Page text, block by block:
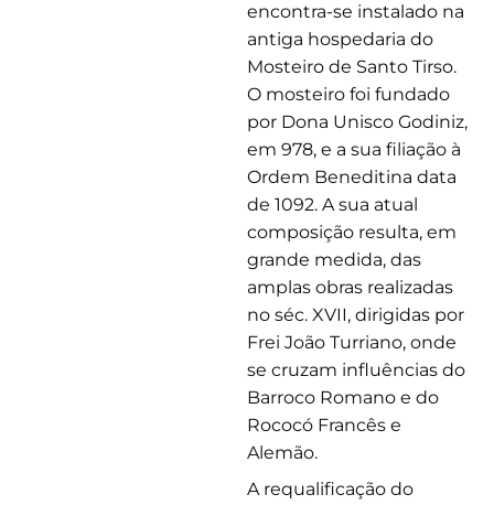
encontra-se instalado na
antiga hospedaria do
Mosteiro de Santo Tirso.
O mosteiro foi fundado
por Dona Unisco Godiniz,
em 978, e a sua filiação à
Ordem Beneditina data
de 1092. A sua atual
composição resulta, em
grande medida, das
amplas obras realizadas
no séc. XVII, dirigidas por
Frei João Turriano, onde
se cruzam influências do
Barroco Romano e do
Rococó Francês e
Alemão.
A requalificação do